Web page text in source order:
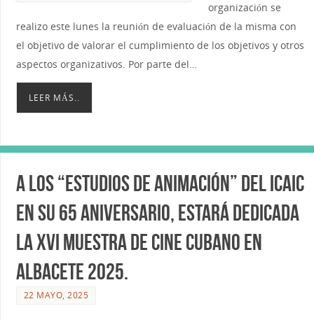
organización se
realizo este lunes la reunión de evaluación de la misma con
el objetivo de valorar el cumplimiento de los objetivos y otros
aspectos organizativos. Por parte del…
LEER MÁS..
A los “Estudios de Animación” del ICAIC
en su 65 Aniversario, estará dedicada
la XVI Muestra de Cine Cubano en
Albacete 2025.
22 MAYO, 2025